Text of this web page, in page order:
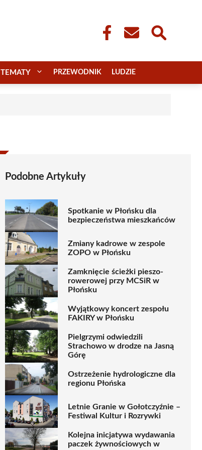
TEMATY PRZEWODNIK LUDZIE
Podobne Artykuły
Spotkanie w Płońsku dla
bezpieczeństwa mieszkańców
Zmiany kadrowe w zespole
ZOPO w Płońsku
Zamknięcie ścieżki pieszo-
rowerowej przy MCSiR w
Płońsku
Wyjątkowy koncert zespołu
FAKIRY w Płońsku
Pielgrzymi odwiedzili
Strachowo w drodze na Jasną
Górę
Ostrzeżenie hydrologiczne dla
regionu Płońska
Letnie Granie w Gołotczyźnie –
Festiwal Kultur i Rozrywki
Kolejna inicjatywa wydawania
paczek żywnościowych w